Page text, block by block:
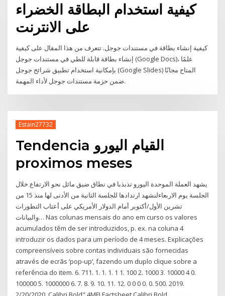
كيفية استخدام البطاقة الخضراء
على الانترنت
كيفية إنشاء بطاقة في مستندات جوجل. تتعرف من هذا المقال على كيفية
إنشاء بطاقة قابلة للطي في مستندات جوجل (Google Docs)، علمًا
بإمكانية استخدام تطبيق شرائح جوجل (Google Slides) المتاح مجانًا
ضمن حزمة مستندات جوجل لأداء المهمة.
Estain27732
Tendencia القيام اليورو
proximos meses
يشهد العملة الموحدة اليورو تذبذبا في نطاق ضيق مائل نحو الارتفاع خلال
الجلسة يوم الاربعاءلنشهد ارتدادها للجلسة الثانية من الأدنى لها منذ 15 من
تشرين الأول/أكتوبر أمام الدولار الأمريكي على أعتاب التطورات
والبيانات… Nas colunas mensais do ano em curso os valores
acumulados têm de ser introduzidos, p. ex. na coluna 4
introduzir os dados para um período de 4 meses. Explicações
compreensíveis sobre contas individuais são fornecidas
através de ecrãs ‘pop-up’, fazendo um duplo clique sobre a
referência do item. 6. 711. 1. 1. 1. 1 1. 100 2. 1000 3. 10000 4 0.
100000 5. 1000000 6. 7. 8. 9. 10. 11. 12. 0 0 0 0. 0. 500. 2019.